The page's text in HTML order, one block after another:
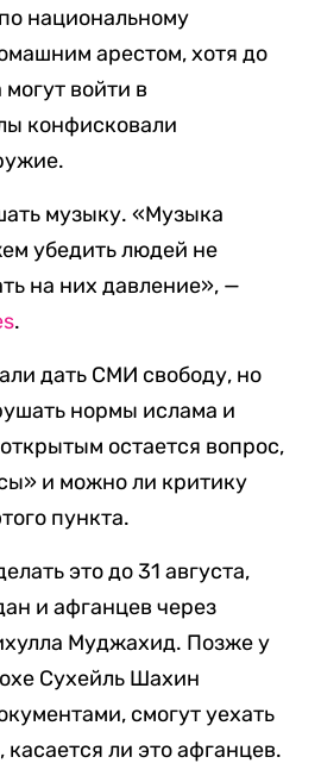
национальному
арестом, хотя до
войти в
конфисковали
музыку. «Музыка
убедить людей не
на них давление», —
.
дать СМИ свободу, но
нормы ислама и
остается вопрос,
и можно ли критику
пункта.
это до 31 августа,
и афганцев через
Муджахид. Позже у
Сухейль Шахин
смогут уехать
ли это афганцев.